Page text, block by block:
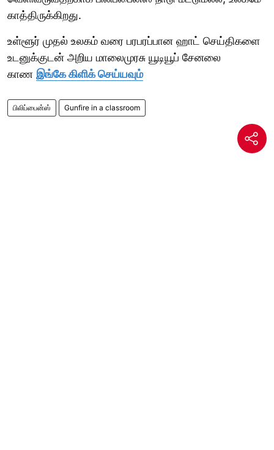
காத்திருக்கிறது.
உள்ளூர் முதல் உலகம் வரை பரபரப்பான ஹாட் செய்திகளை
உடனுக்குடன் அறிய மாலைமுரசு யூடியூப் சேனலை
காண இங்கே கிளிக் செய்யவும்
பிலிப்பைன்ஸ் Gunfire in a classroom